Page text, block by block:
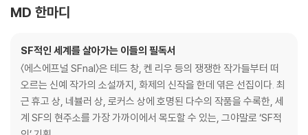
MD 한마디
SF적인 세계를 살아가는 이들의 필독서
〈에스에프널 SFnal〉은 테드 창, 켄 리우 등의 쟁쟁한 작가들부터 떠
오르는 신예 작가의 소설까지, 화제의 신작을 한데 엮은 선집이다. 최
근 휴고 상, 네뷸러 상, 로커스 상에 호명된 다수의 작품을 수록한, 세
계 SF의 현주소를 가장 가까이에서 목도할 수 있는, 그야말로 ‘SF적